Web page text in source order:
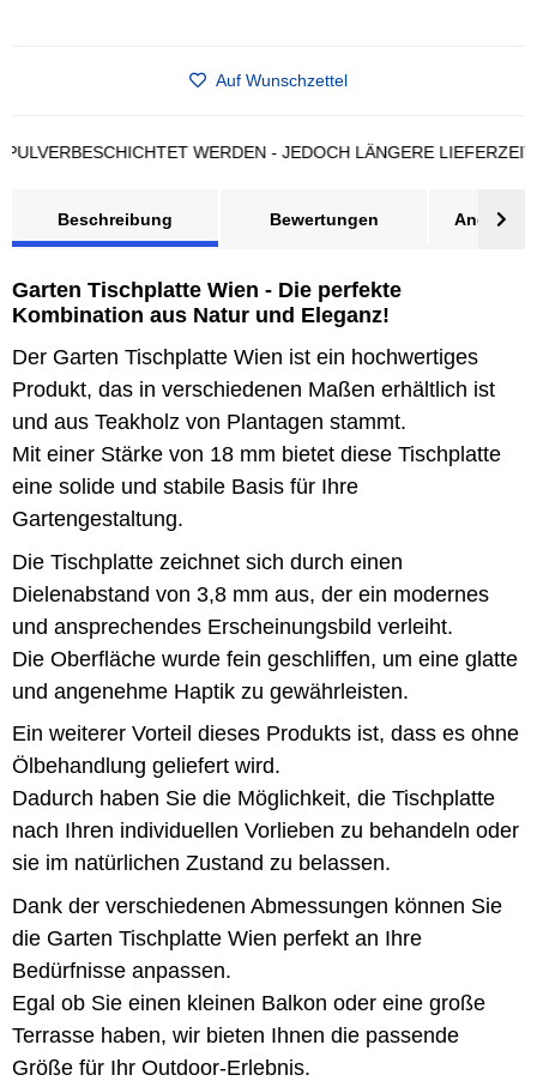
Auf Wunschzettel
WERDEN - JEDOCH LÄNGERE LIEFERZEIT
Beschreibung Bewertungen Angebot
Garten Tischplatte Wien - Die perfekte
Kombination aus Natur und Eleganz!
Der Garten Tischplatte Wien ist ein hochwertiges
Produkt, das in verschiedenen Maßen erhältlich ist
und aus Teakholz von Plantagen stammt.
Mit einer Stärke von 18 mm bietet diese Tischplatte
eine solide und stabile Basis für Ihre
Gartengestaltung.
Die Tischplatte zeichnet sich durch einen
Dielenabstand von 3,8 mm aus, der ein modernes
und ansprechendes Erscheinungsbild verleiht.
Die Oberfläche wurde fein geschliffen, um eine glatte
und angenehme Haptik zu gewährleisten.
Ein weiterer Vorteil dieses Produkts ist, dass es ohne
Ölbehandlung geliefert wird.
Dadurch haben Sie die Möglichkeit, die Tischplatte
nach Ihren individuellen Vorlieben zu behandeln oder
sie im natürlichen Zustand zu belassen.
Dank der verschiedenen Abmessungen können Sie
die Garten Tischplatte Wien perfekt an Ihre
Bedürfnisse anpassen.
Egal ob Sie einen kleinen Balkon oder eine große
Terrasse haben, wir bieten Ihnen die passende
Größe für Ihr Outdoor-Erlebnis.